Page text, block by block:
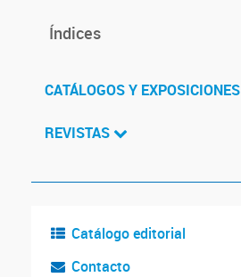
Índices
CATÁLOGOS Y EXPOSICIONES
REVISTAS
Catálogo editorial
Contacto